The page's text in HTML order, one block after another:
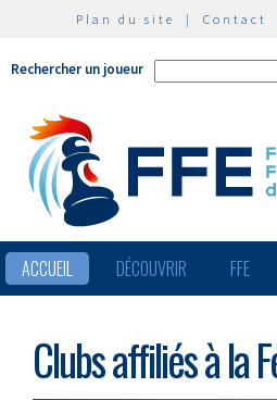
Plan du site | Contact
Rechercher un joueur
ACCUEIL DÉCOUVRIR FFE
Clubs affiliés à la